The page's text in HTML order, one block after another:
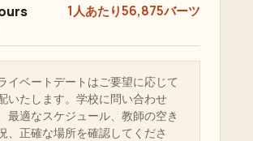
1人あたり56,875バーツ
イベートデートはご要望に応じて
いたします。学校に問い合わせ
最適なスケジュール、教師の空き
、正確な場所を確認してくださ